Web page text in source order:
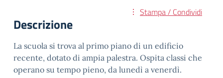
Stampa / Condividi
Descrizione
La scuola si trova al primo piano di un edificio
recente, dotato di ampia palestra. Ospita classi che
operano su tempo pieno, da lunedì a venerdì.